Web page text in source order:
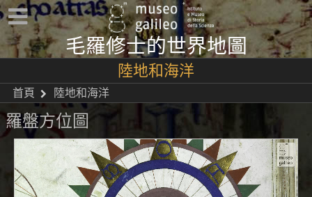
毛羅修士的世界地圖
陸地和海洋
首頁 陸地和海洋
羅盤方位圖